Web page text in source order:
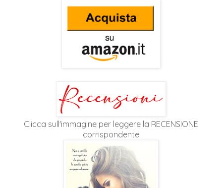
Clicca sull'immagine per leggere la RECENSIONE
corrispondente